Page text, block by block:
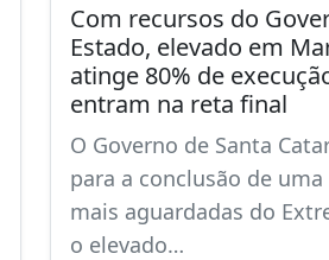
Com recursos do
Estado, elevado em
atinge 80% de
entram na reta final
O Governo de Santa
para a conclusão de
mais aguardadas do
o elevado…